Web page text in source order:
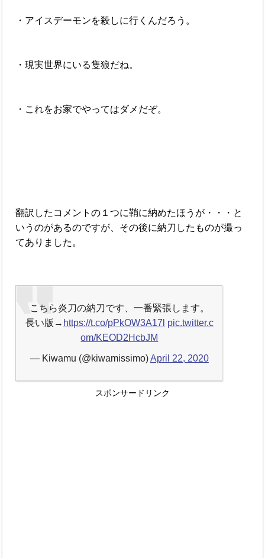
・アイスデーモンを殺しに行くんだろう。
・現実世界にいる隻狼だね。
・これをお家でやってはダメだぞ。
翻訳したコメントの１つに鞘に納めたほうが・・・と
いうのがあるのですが、その後に納刀したものが撮っ
てありました。
こちら炎刀の納刀です、一番緊張します。
長い版→ https://t.co/pPkOW3A17l pic.twitter.c
om/KEOD2HcbJM
— Kiwamu (@kiwamissimo)April 22, 2020
スポンサードリンク